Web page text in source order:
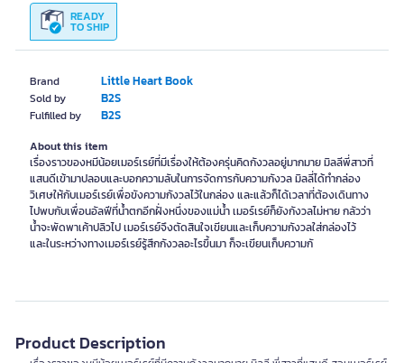
Brand Little Heart Book
Sold by B2S
Fulfilled by B2S
READY
TO SHIP
About this item
เรื่องราวของหมีน้อยเมอร์เรย์ที่มีเรื่องให้ต้องครุ่นคิดกังวลอยู่มากมาย มิลลีพี่สาวที่
แสนดีเข้ามาปลอบและบอกความลับในการจัดการกับความกังวล มิลลี่ได้ทำกล่อง
วิเศษให้กับเมอร์เรย์เพื่อขังความกังวลไว้ในกล่อง และแล้วก็ได้เวลาที่ต้องเดินทาง
ไปพบกับเพื่อนอัลฟีที่น้ำตกอีกฝั่งหนึ่งของแม่น้ำ เมอร์เรย์ก็ยังกังวลไม่หาย กลัวว่า
น้ำจะพัดพาเค้าปลิวไป เมอร์เรย์จึงตัดสินใจเขียนและเก็บความกังวลใส่กล่องไว้
และในระหว่างทางเมอร์เรย์รู้สึกกังวลอะไรขึ้นมา ก็จะเขียนเก็บความกั
Product Description